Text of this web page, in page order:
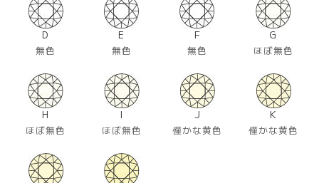
D
無色
E
無色
F
無色
G
ほぼ無色
H
ほぼ無色
I
ほぼ無色
J
僅かな黄色
K
僅かな黄色